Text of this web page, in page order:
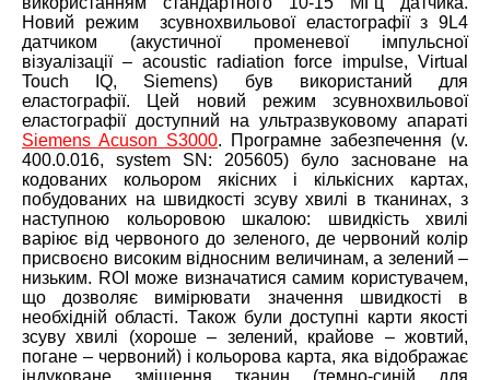
Новий режим зсувнохвильової еластографії з 9L4
датчиком (акустичної променевої імпульсної
візуалізації – acoustic radiation force impulse, Virtual
Touch IQ, Siemens) був використаний для
еластографії. Цей новий режим зсувнохвильової
еластографії доступний на ультразвуковому апараті
Siemens Acuson S3000. Програмне забезпечення (v.
400.0.016, system SN: 205605) було засноване на
кодованих кольором якісних і кількісних картах,
побудованих на швидкості зсуву хвилі в тканинах, з
наступною кольоровою шкалою: швидкість хвилі
варіює від червоного до зеленого, де червоний колір
присвоєно високим відносним величинам, а зелений –
низьким. ROI може визначатися самим користувачем,
що дозволяє вимірювати значення швидкості в
необхідній області. Також були доступні карти якості
зсуву хвилі (хороше – зелений, крайове – жовтий,
погане – червоний) і кольорова карта, яка відображає
індуковане зміщення тканин (темно-синій для